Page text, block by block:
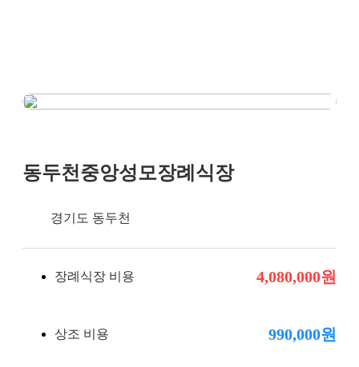
동두천중앙성모장례식장장례비용
경기도 동두천
장례식장 비용 4,080,000원
상조 비용 990,000원